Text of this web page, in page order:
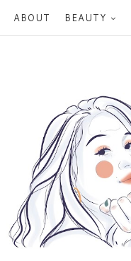
ABOUT BEAUTY